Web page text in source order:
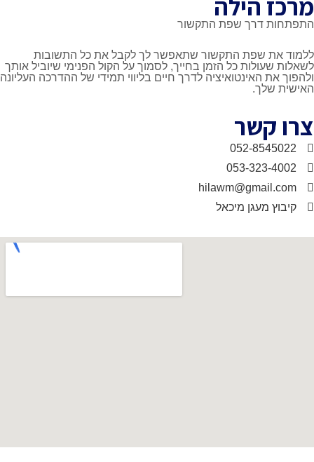
דרך שפת התקשור
שפת התקשור שתאפשר לך לקבל את כל התשובות
כל הזמן בחייך, לסמוך על הקול הפנימי שיוביל אותך
האינטואיציה לדרך חיים בליווי תמידי של ההדרכה העליונה
052-
053-
מיכאל